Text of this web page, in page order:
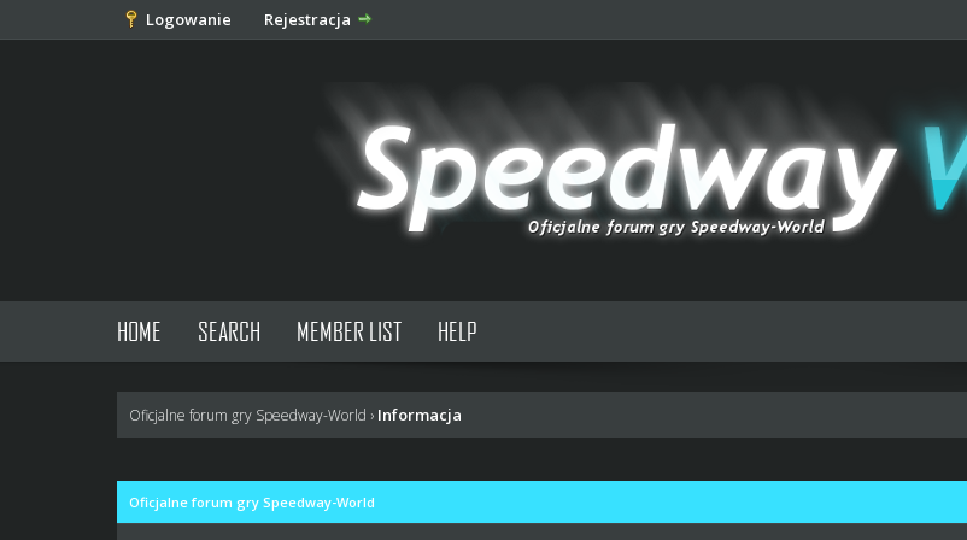
Logowanie Rejestracja
HOME SEARCH MEMBER LIST HELP
Oficjalne forum gry Speedway-World › Informacja
Oficjalne forum gry Speedway-World